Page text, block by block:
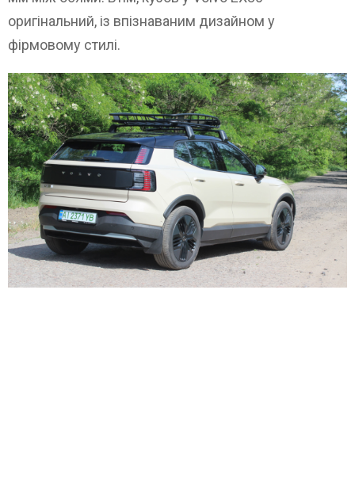
оригінальний, із впізнаваним дизайном у
фірмовому стилі.